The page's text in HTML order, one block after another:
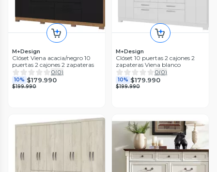
M+Design
Clóset Viena acacia/negro 10
puertas 2 cajones 2 zapateras
0(0)
10% $179.990
$199.990
M+Design
Clóset 10 puertas 2 cajones 2
zapateras Viena blanco
0(0)
10% $179.990
$199.990